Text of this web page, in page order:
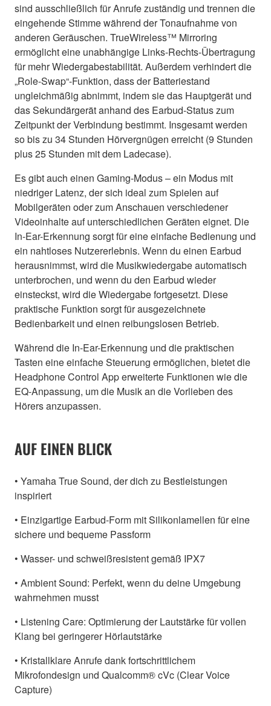
sind ausschließlich für Anrufe zuständig und trennen die
eingehende Stimme während der Tonaufnahme von
anderen Geräuschen. TrueWireless™ Mirroring
ermöglicht eine unabhängige Links-Rechts-Übertragung
für mehr Wiedergabestabilität. Außerdem verhindert die
„Role-Swap“-Funktion, dass der Batteriestand
ungleichmäßig abnimmt, indem sie das Hauptgerät und
das Sekundärgerät anhand des Earbud-Status zum
Zeitpunkt der Verbindung bestimmt. Insgesamt werden
so bis zu 34 Stunden Hörvergnügen erreicht (9 Stunden
plus 25 Stunden mit dem Ladecase).
Es gibt auch einen Gaming-Modus – ein Modus mit
niedriger Latenz, der sich ideal zum Spielen auf
Mobilgeräten oder zum Anschauen verschiedener
Videoinhalte auf unterschiedlichen Geräten eignet. Die
In-Ear-Erkennung sorgt für eine einfache Bedienung und
ein nahtloses Nutzererlebnis. Wenn du einen Earbud
herausnimmst, wird die Musikwiedergabe automatisch
unterbrochen, und wenn du den Earbud wieder
einsteckst, wird die Wiedergabe fortgesetzt. Diese
praktische Funktion sorgt für ausgezeichnete
Bedienbarkeit und einen reibungslosen Betrieb.
Während die In-Ear-Erkennung und die praktischen
Tasten eine einfache Steuerung ermöglichen, bietet die
Headphone Control App erweiterte Funktionen wie die
EQ-Anpassung, um die Musik an die Vorlieben des
Hörers anzupassen.
AUF EINEN BLICK
• Yamaha True Sound, der dich zu Bestleistungen
inspiriert
• Einzigartige Earbud-Form mit Silikonlamellen für eine
sichere und bequeme Passform
• Wasser- und schweißresistent gemäß IPX7
• Ambient Sound: Perfekt, wenn du deine Umgebung
wahrnehmen musst
• Listening Care: Optimierung der Lautstärke für vollen
Klang bei geringerer Hörlautstärke
• Kristallklare Anrufe dank fortschrittlichem
Mikrofondesign und Qualcomm® cVc (Clear Voice
Capture)